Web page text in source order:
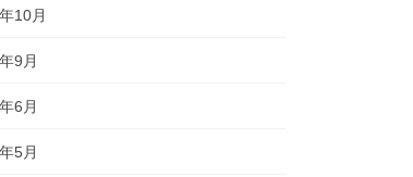
10月
9月
6月
5月